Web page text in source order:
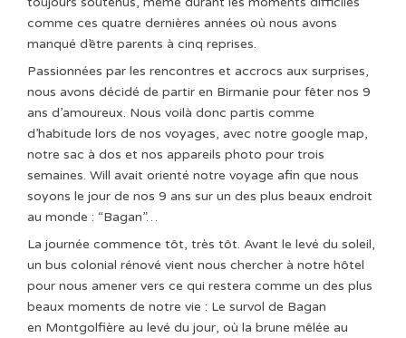
comme ces quatre dernières années où nous avons
manqué d’être parents à cinq reprises.
Passionnées par les rencontres et accrocs aux surprises,
nous avons décidé de partir en Birmanie pour fêter nos 9
ans d’amoureux. Nous voilà donc partis comme
d’habitude lors de nos voyages, avec notre google map,
notre sac à dos et nos appareils photo pour trois
semaines. Will avait orienté notre voyage afin que nous
soyons le jour de nos 9 ans sur un des plus beaux endroit
au monde : “Bagan”…
La journée commence tôt, très tôt. Avant le levé du soleil,
un bus colonial rénové vient nous chercher à notre hôtel
pour nous amener vers ce qui restera comme un des plus
beaux moments de notre vie : Le survol de Bagan
en Montgolfière au levé du jour, où la brune mêlée au